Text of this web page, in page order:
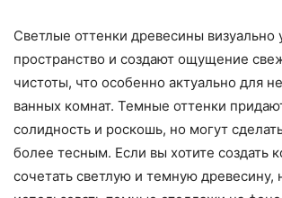
Светлые оттенки древесины визуально
пространство и создают ощущение
чистоты, что особенно актуально для
ванных комнат. Темные оттенки
солидность и роскошь, но могут
более тесным. Если вы хотите создать
сочетать светлую и темную древесину,